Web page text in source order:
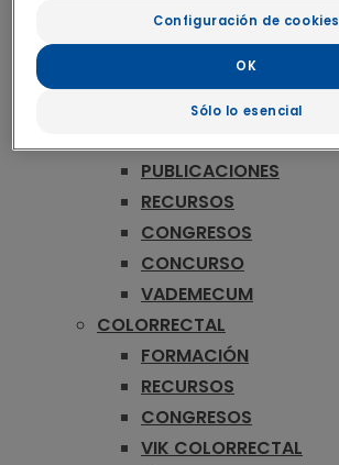
CONGRESOS
CONCURSO
VADEMECUM
MELANOMA
PUBLICACIONES
RECURSOS
CONGRESOS
CONCURSO
VADEMECUM
COLORRECTAL
FORMACIÓN
RECURSOS
CONGRESOS
VIK COLORRECTAL
Configuración de cookies
Sólo lo esencial
OK